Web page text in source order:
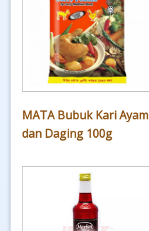
MATA Bubuk Kari Ayam
dan Daging 100g